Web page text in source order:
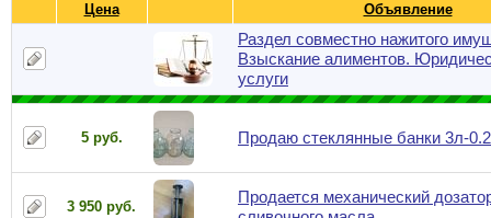
Цена Объявление
Раздел совместно нажитого
Взыскание алиментов.
услуги
5 руб. Продаю стеклянные банки 3л-
3 950 руб.
Продается механический